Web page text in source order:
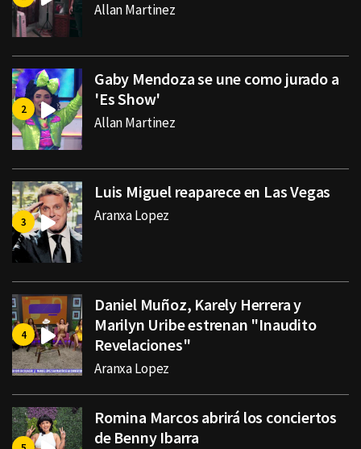
Allan Martinez
Gaby Mendoza se une como jurado a
'Es Show'
Allan Martinez
Luis Miguel reaparece en Las Vegas
Aranxa Lopez
Daniel Muñoz, Karely Herrera y
Marilyn Uribe estrenan "Inaudito
Revelaciones"
Aranxa Lopez
Romina Marcos abrirá los conciertos
de Benny Ibarra